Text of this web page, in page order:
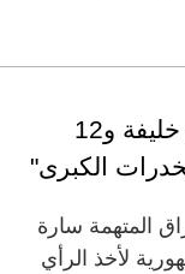
محكمة مصرية تحيل أوراق سارة خليفة و12
الكبرى"
المتهمة سارة
لأخذ الرأي